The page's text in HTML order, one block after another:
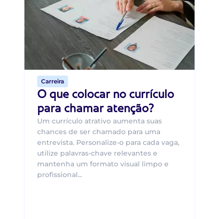
Carreira
O que colocar no currículo
para chamar atenção?
Um currículo atrativo aumenta suas
chances de ser chamado para uma
entrevista. Personalize-o para cada vaga,
utilize palavras-chave relevantes e
mantenha um formato visual limpo e
profissional...